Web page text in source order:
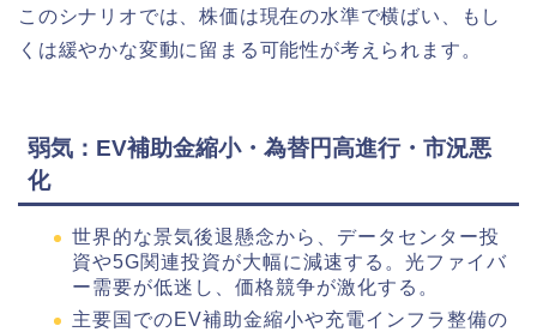
このシナリオでは、株価は現在の水準で横ばい、もし
くは緩やかな変動に留まる可能性が考えられます。
弱気：EV補助金縮小・為替円高進行・市況悪
化
世界的な景気後退懸念から、データセンター投
資や5G関連投資が大幅に減速する。光ファイバ
ー需要が低迷し、価格競争が激化する。
主要国でのEV補助金縮小や充電インフラ整備の